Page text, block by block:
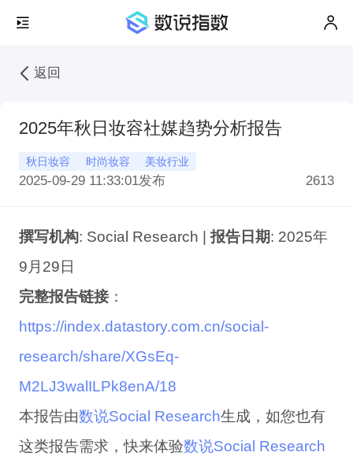
返回
2025年秋日妆容社媒趋势分析报告
秋日妆容 时尚妆容 美妆行业
2025-09-29 11:33:01发布 2613
撰写机构: Social Research | 报告日期: 2025年
9月29日
完整报告链接：
https://index.datastory.com.cn/social-
research/share/XGsEq-
M2LJ3walILPk8enA/18
本报告由数说Social Research生成，如您也有
这类报告需求，快来体验数说Social Research